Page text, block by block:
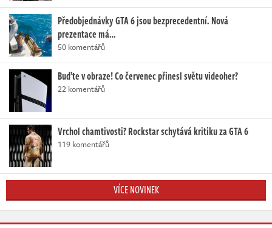
Předobjednávky GTA 6 jsou bezprecedentní. Nová
prezentace má…
50 komentářů
Buďte v obraze! Co červenec přinesl světu videoher?
22 komentářů
Vrchol chamtivosti? Rockstar schytává kritiku za GTA 6
119 komentářů
VÍCE NOVINEK